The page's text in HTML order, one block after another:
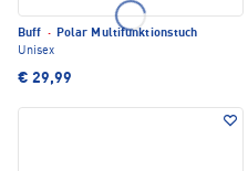
Buff · Polar Multifunktionstuch
Unisex
€ 29,99